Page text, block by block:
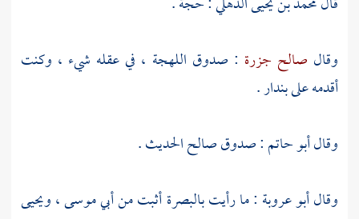
وقال صالح جزرة : صدوق اللهجة ، في عقله شيء ، وكنت
أقدمه علىبندار.
وقالأبو حاتم: صدوق صالح الحديث .
وقالأبو عروبة : ما رأيتبالبصرةأثبت منأبي موسى،ويحيى